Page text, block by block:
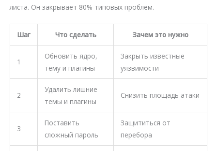
листа. Он закрывает 80% типовых проблем.
Шаг Что сделать Зачем это нужно
1
Обновить ядро,
тему и плагины
Закрыть известные
уязвимости
2
Удалить лишние
темы и плагины
Снизить площадь атаки
3
Поставить
сложный пароль
Защититься от
перебора